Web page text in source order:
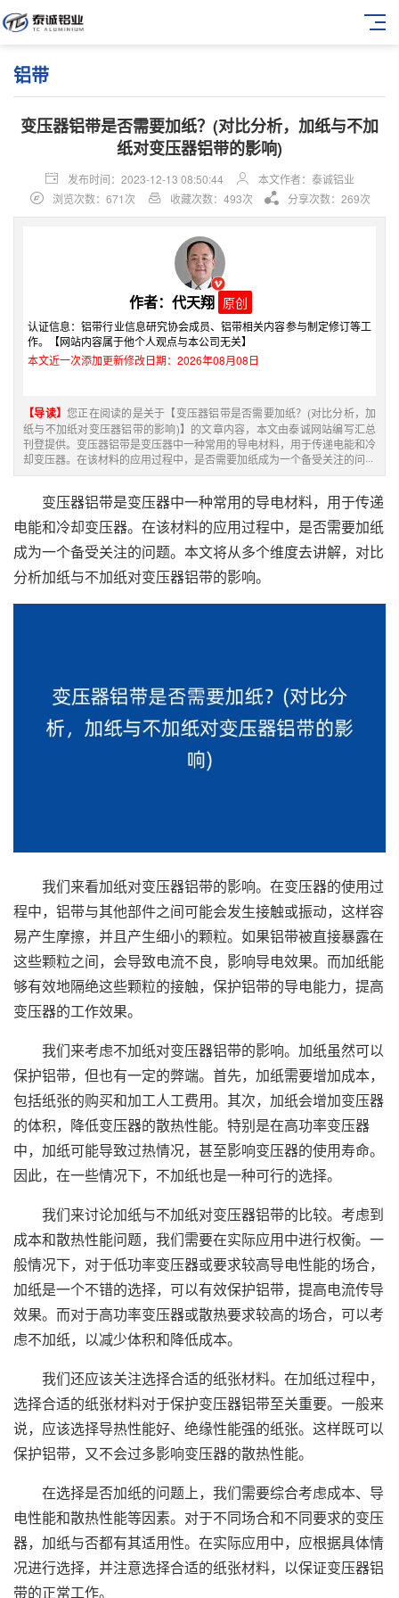
铝带
变压器铝带是否需要加纸？(对比分析，加纸与不加
纸对变压器铝带的影响)
发布时间：2023-12-13 08:50:44
本文作者：泰诚铝业
浏览次数：671次
收藏次数：493次 分享次数：269次
作者：代天翔 原创
认证信息：铝带行业信息研究协会成员、铝带相关内容参与制定修订等工
作。【网站内容属于他个人观点与本公司无关】
本文近一次添加更新修改日期：2026年08月08日
【导读】 您正在阅读的是关于【变压器铝带是否需要加纸？(对比分析，加
纸与不加纸对变压器铝带的影响)】的文章内容，本文由泰诚网站编写汇总
刊登提供。变压器铝带是变压器中一种常用的导电材料，用于传递电能和冷
却变压器。在该材料的应用过程中，是否需要加纸成为一个备受关注的问···
变压器铝带是变压器中一种常用的导电材料，用于传递
电能和冷却变压器。在该材料的应用过程中，是否需要加纸
成为一个备受关注的问题。本文将从多个维度去讲解，对比
分析加纸与不加纸对变压器铝带的影响。
我们来看加纸对变压器铝带的影响。在变压器的使用过
程中，铝带与其他部件之间可能会发生接触或振动，这样容
易产生摩擦，并且产生细小的颗粒。如果铝带被直接暴露在
这些颗粒之间，会导致电流不良，影响导电效果。而加纸能
够有效地隔绝这些颗粒的接触，保护铝带的导电能力，提高
变压器的工作效果。
我们来考虑不加纸对变压器铝带的影响。加纸虽然可以
保护铝带，但也有一定的弊端。首先，加纸需要增加成本，
包括纸张的购买和加工人工费用。其次，加纸会增加变压器
的体积，降低变压器的散热性能。特别是在高功率变压器
中，加纸可能导致过热情况，甚至影响变压器的使用寿命。
因此，在一些情况下，不加纸也是一种可行的选择。
我们来讨论加纸与不加纸对变压器铝带的比较。考虑到
成本和散热性能问题，我们需要在实际应用中进行权衡。一
般情况下，对于低功率变压器或要求较高导电性能的场合，
加纸是一个不错的选择，可以有效保护铝带，提高电流传导
效果。而对于高功率变压器或散热要求较高的场合，可以考
虑不加纸，以减少体积和降低成本。
我们还应该关注选择合适的纸张材料。在加纸过程中，
选择合适的纸张材料对于保护变压器铝带至关重要。一般来
说，应该选择导热性能好、绝缘性能强的纸张。这样既可以
保护铝带，又不会过多影响变压器的散热性能。
在选择是否加纸的问题上，我们需要综合考虑成本、导
电性能和散热性能等因素。对于不同场合和不同要求的变压
器，加纸与否都有其适用性。在实际应用中，应根据具体情
况进行选择，并注意选择合适的纸张材料，以保证变压器铝
带的正常工作。